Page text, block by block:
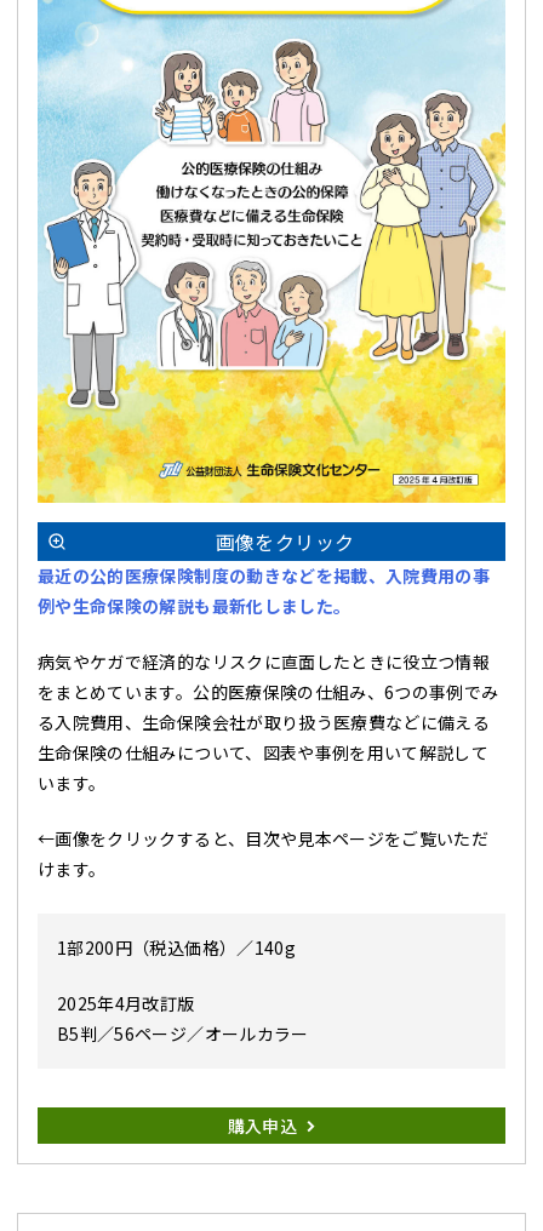
画像をクリック
最近の公的医療保険制度の動きなどを掲載、入院費用の事
例や生命保険の解説も最新化しました。
病気やケガで経済的なリスクに直面したときに役立つ情報
をまとめています。公的医療保険の仕組み、6つの事例でみ
る入院費用、生命保険会社が取り扱う医療費などに備える
生命保険の仕組みについて、図表や事例を用いて解説して
います。
←画像をクリックすると、目次や見本ページをご覧いただ
けます。
1部200円（税込価格）／140g
2025年4月改訂版
B5判／56ページ／オールカラー
購入申込